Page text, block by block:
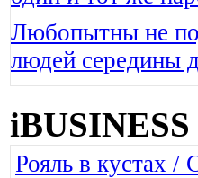
Любопытны не
людей середины
iBUSINESS
Рояль в кустах /